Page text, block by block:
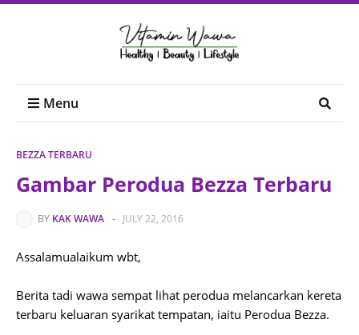
Menu
BEZZA TERBARU
Gambar Perodua Bezza Terbaru
BY KAK WAWA - JULY 22, 2016
Assalamualaikum wbt,
Berita tadi wawa sempat lihat perodua melancarkan kereta
terbaru keluaran syarikat tempatan, iaitu Perodua Bezza.